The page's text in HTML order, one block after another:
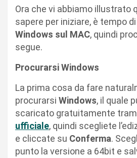
Ora che vi abbiamo illustrato
sapere per iniziare, è tempo di
Windows sul MAC, quindi
segue.
Procurarsi Windows
La prima cosa da fare
procurarsi Windows, il quale
scaricato gratuitamente
ufficiale, quindi scegliete
e cliccate su Conferma.
punto la versione a 64bit e